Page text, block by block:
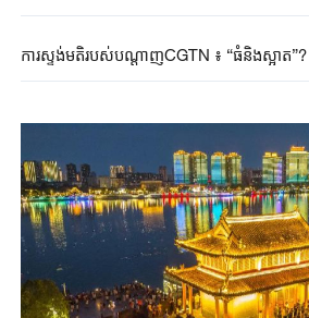
ការស្ទង់មតិរបស់បណ្តាញCGTN ៖ “ធំនិងស្អាត